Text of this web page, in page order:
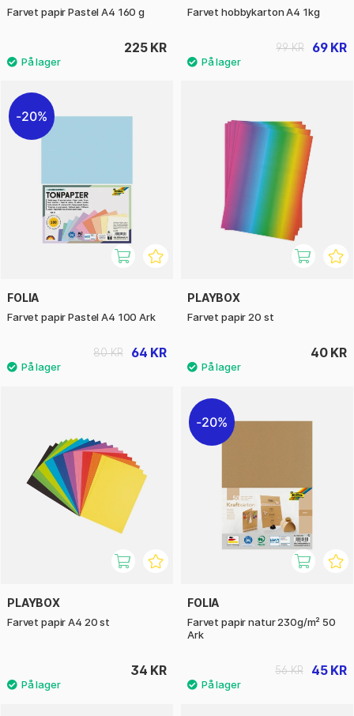
Farvet papir Pastel A4 160 g
225 KR
Farvet hobbykarton A4 1kg
69 KR
99 KR
20%
FOLIA
Farvet papir Pastel A4 100 Ark
64 KR
80 KR
PLAYBOX
Farvet papir 20 st
40 KR
PLAYBOX
Farvet papir A4 20 st
34 KR
20%
FOLIA
Farvet papir natur 230g/m² 50
Ark
45 KR
56 KR